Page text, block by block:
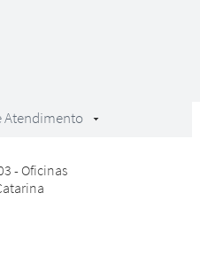
Atendimento
- Oficinas